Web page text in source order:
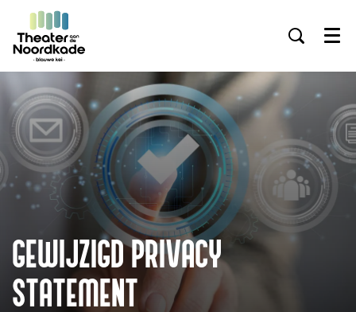
Menu
GEWIJZIGD PRIVACY
STATEMENT